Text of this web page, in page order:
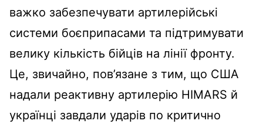
важко забезпечувати артилерійські
системи боєприпасами та підтримувати
велику кількість бійців на лінії фронту.
Це, звичайно, пов’язане з тим, що США
надали реактивну артилерію HIMARS й
українці завдали ударів по критично